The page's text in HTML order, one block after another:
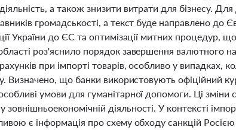
а також знизити витрати для бізнесу.
громадськості, а текст буде направлено до
України до ЄС та оптимізації митних процедур,
роз'яснило порядок завершення валютного
при імпорті товарів, особливо у випадках,
Визначено, що банки використовують офіційний
умови для гуманітарної допомоги. Ці
діяльності. У контексті
є інформація про схему обходу санкцій